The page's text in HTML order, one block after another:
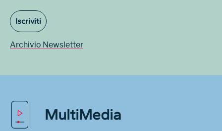
Iscriviti
Archivio Newsletter
MultiMedia